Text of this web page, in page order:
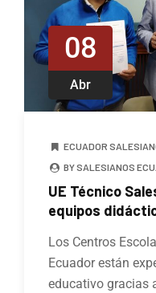
08
Abr
ECUADOR
BY SALESIANOS
UE Técnico
equipos
Los Centros
Ecuador están
educativo gracias